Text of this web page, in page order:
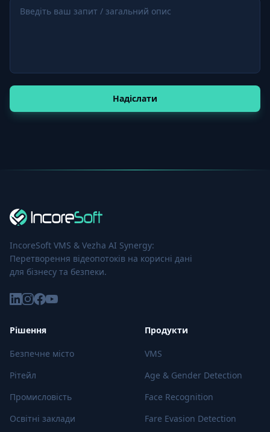
Надіслати
IncoreSoft VMS & Vezha AI Synergy:
Перетворення відеопотоків на корисні дані
для бізнесу та безпеки.
Рішення
Безпечне місто
Рітейл
Промисловість
Освітні заклади
Продукти
VMS
Age & Gender Detection
Face Recognition
Fare Evasion Detection